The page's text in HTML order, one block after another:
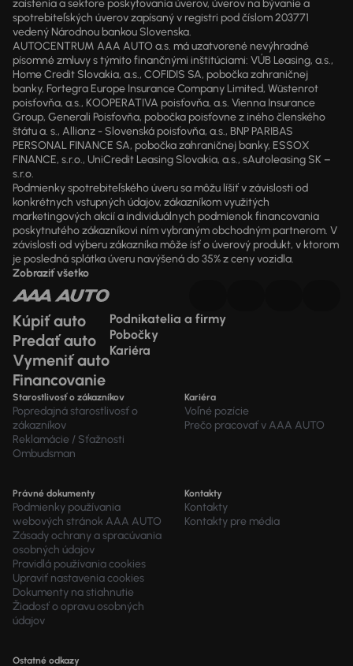
zaistenia a sektore poskytovania úverov, úverov na bývanie a
spotrebiteľských úverov zapísaný v registri pod číslom 203771
vedený Národnou bankou Slovenska.
AUTOCENTRUM AAA AUTO a.s. má uzatvorené nevýhradné
písomné zmluvy s týmito finančnými inštitúciami: VÚB Leasing, a.s.,
Home Credit Slovakia, a.s., COFIDIS SA, pobočka zahraničnej
banky, Fortegra Europe Insurance Company Limited, Wüstenrot
poisťovňa, a.s., KOOPERATIVA poisťovňa, a.s. Vienna Insurance
Group, Generali Poisťovňa, pobočka poisťovne z iného členského
štátu a. s., Allianz - Slovenská poisťovňa, a.s., BNP PARIBAS
PERSONAL FINANCE SA, pobočka zahraničnej banky, ESSOX
FINANCE, s.r.o., UniCredit Leasing Slovakia, a.s., sAutoleasing SK –
s.r.o.
Podmienky spotrebiteľského úveru sa môžu líšiť v závislosti od
konkrétnych vstupných údajov, zákazníkom využitých
marketingových akcií a individuálnych podmienok financovania
poskytnutého zákazníkovi ním vybraným obchodným partnerom. V
závislosti od výberu zákazníka môže ísť o úverový produkt, v ktorom
je posledná splátka úveru navýšená do 35% z ceny vozidla.
Zobraziť všetko
Kúpiť auto
Predať auto
Vymeniť auto
Financovanie
Podnikatelia a firmy
Pobočky
Kariéra
Starostlivosť o zákazníkov
Popredajná starostlivosť o
zákazníkov
Reklamácie / Sťažnosti
Ombudsman
Kariéra
Voľné pozície
Prečo pracovať v AAA AUTO
Právné dokumenty
Podmienky používania
webových stránok AAA AUTO
Zásady ochrany a spracúvania
osobných údajov
Pravidlá používania cookies
Upraviť nastavenia cookies
Dokumenty na stiahnutie
Žiadosť o opravu osobných
údajov
Kontakty
Kontakty
Kontakty pre média
Ostatné odkazy